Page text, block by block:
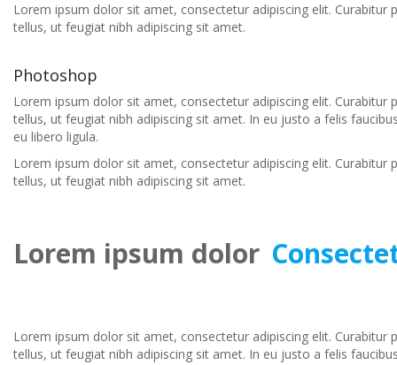
Lorem ipsum dolor sit amet, consectetur adipiscing elit. Curabitur
tellus, ut feugiat nibh adipiscing sit amet.
Photoshop
Lorem ipsum dolor sit amet, consectetur adipiscing elit. Curabitur
tellus, ut feugiat nibh adipiscing sit amet. In eu justo a felis
eu libero ligula.
Lorem ipsum dolor sit amet, consectetur adipiscing elit. Curabitur
tellus, ut feugiat nibh adipiscing sit amet.
Lorem ipsum dolor
Lorem ipsum dolor sit amet, consectetur adipiscing elit. Curabitur
tellus, ut feugiat nibh adipiscing sit amet. In eu justo a felis